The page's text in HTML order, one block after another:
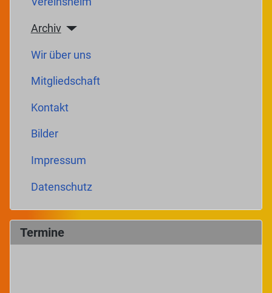
Archiv
Wir über uns
Mitgliedschaft
Kontakt
Bilder
Impressum
Datenschutz
Termine